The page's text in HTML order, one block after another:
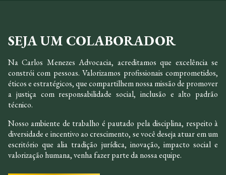
SEJA UM COLABORADOR
Na Carlos Menezes Advocacia, acreditamos que excelência se
constrói com pessoas. Valorizamos profissionais comprometidos,
éticos e estratégicos, que compartilhem nossa missão de promover
a justiça com responsabilidade social, inclusão e alto padrão
técnico.
Nosso ambiente de trabalho é pautado pela disciplina, respeito à
diversidade e incentivo ao crescimento, se você deseja atuar em um
escritório que alia tradição jurídica, inovação, impacto social e
valorização humana, venha fazer parte da nossa equipe.